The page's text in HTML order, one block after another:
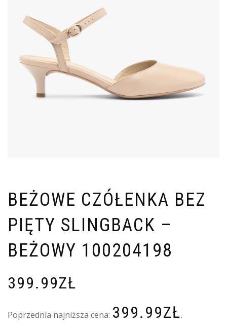
BEŻOWE CZÓŁENKA BEZ
PIĘTY SLINGBACK –
BEŻOWY 100204198
399.99ZŁ
Poprzednia najniższa cena: 399.99ZŁ.